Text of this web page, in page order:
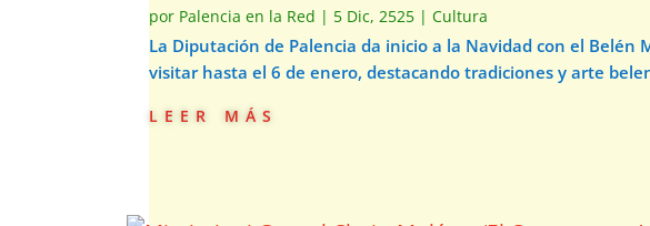
por Palencia en la Red | 5 Dic, 2525 |Cultura
La Diputación de Palencia da inicio a la Navidad con el Belén
visitar hasta el 6 de enero, destacando tradiciones y arte
leer más